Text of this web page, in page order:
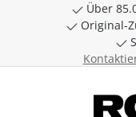
Zum Hauptinhalt
Über
Original-